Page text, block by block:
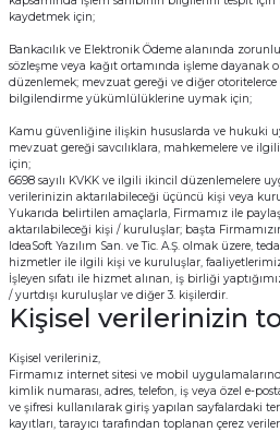
kaydetmek için;
Bankacılık ve Elektronik Ödeme alanında
sözleşme veya kağıt ortamında işleme dayanak
düzenlemek; mevzuat gereği ve diğer
bilgilendirme yükümlülüklerine uymak için;
Kamu güvenliğine ilişkin hususlarda ve hukuki
mevzuat gereği savcılıklara, mahkemelere ve
için;
6698 sayılı KVKK ve ilgili ikincil düzenlemelere
verilerinizin aktarılabileceği üçüncü kişi veya
Yukarıda belirtilen amaçlarla, Firmamız ile
aktarılabileceği kişi / kuruluşlar; başta
IdeaSoft Yazılım San. ve Tic. A.Ş. olmak üzere,
hizmetler ile ilgili kişi ve kuruluşlar,
İşleyen sıfatı ile hizmet alınan, iş birliği
/ yurtdışı kuruluşlar ve diğer 3. kişilerdir.
Kişisel verilerinizin
Kişisel verileriniz,
Firmamız internet sitesi ve mobil
kimlik numarası, adres, telefon, iş veya özel e-
ve şifresi kullanılarak giriş yapılan sayfalardaki
kayıtları, tarayıcı tarafından toplanan çerez